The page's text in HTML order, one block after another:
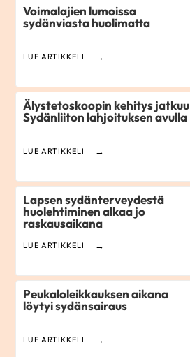
Voimalajien lumoissa
sydänviasta huolimatta
LUE ARTIKKELI
Älystetoskoopin kehitys jatkuu
Sydänliiton lahjoituksen avulla
LUE ARTIKKELI
Lapsen sydän­terveydestä
huolehtiminen alkaa jo
raskausaikana
LUE ARTIKKELI
Peukaloleikkauksen aikana
löytyi sydänsairaus
LUE ARTIKKELI